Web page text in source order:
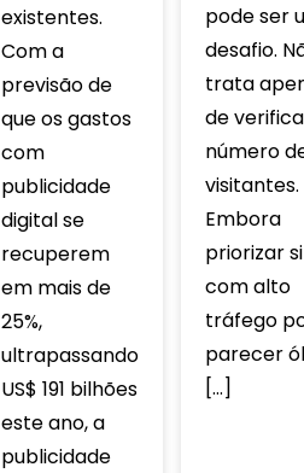
existentes.
Com a
previsão de
que os gastos
com
publicidade
digital se
recuperem
em mais de
25%,
ultrapassando
US$ 191 bilhões
este ano, a
publicidade
pode ser
desafio.
trata
de
número
visitantes.
Embora
priorizar
com alto
tráfego
parecer
[…]